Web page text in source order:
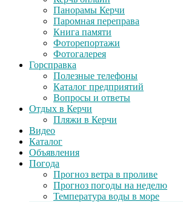
Панорамы Керчи
Паромная переправа
Книга памяти
Фоторепортажи
Фотогалерея
Горсправка
Полезные телефоны
Каталог предприятий
Вопросы и ответы
Отдых в Керчи
Пляжи в Керчи
Видео
Каталог
Объявления
Погода
Прогноз ветра в проливе
Прогноз погоды на неделю
Температура воды в море